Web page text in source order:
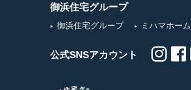
御浜住宅グループ
御浜住宅グループ ミハマホーム
公式SNSアカウント